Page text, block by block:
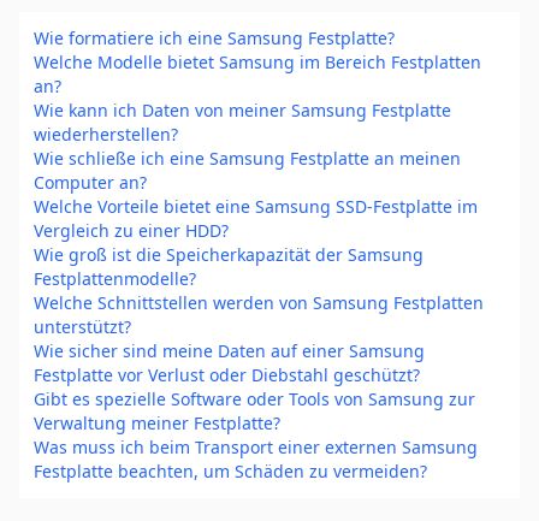
Wie formatiere ich eine Samsung Festplatte?
Welche Modelle bietet Samsung im Bereich Festplatten
an?
Wie kann ich Daten von meiner Samsung Festplatte
wiederherstellen?
Wie schließe ich eine Samsung Festplatte an meinen
Computer an?
Welche Vorteile bietet eine Samsung SSD-Festplatte im
Vergleich zu einer HDD?
Wie groß ist die Speicherkapazität der Samsung
Festplattenmodelle?
Welche Schnittstellen werden von Samsung Festplatten
unterstützt?
Wie sicher sind meine Daten auf einer Samsung
Festplatte vor Verlust oder Diebstahl geschützt?
Gibt es spezielle Software oder Tools von Samsung zur
Verwaltung meiner Festplatte?
Was muss ich beim Transport einer externen Samsung
Festplatte beachten, um Schäden zu vermeiden?